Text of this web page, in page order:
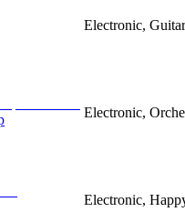
Electronic,
Electronic,
Electronic,